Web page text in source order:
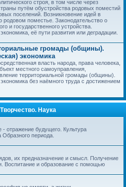
строя, в том числе через
путём обустройства родовых поместий
поселений. Возникновение идей в
родовом поместье. Законодательство о
и государственного устройства.
её пути развития или деградации.
громады (общины).
экономика
власть народа, права человека,
местного самоуправления,
территориальной громады (общины).
без наёмного труда с достижением
Наука
отражение будущего. Культура
периода.
их предназначение и смысл. Получение
Воспитание и образование с помощью